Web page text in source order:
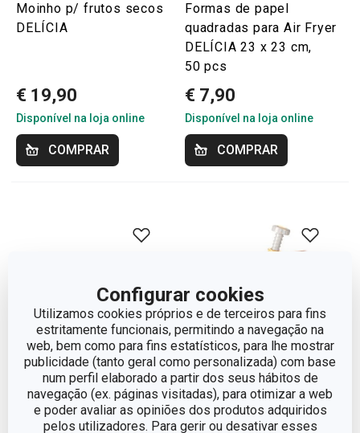
Configurar cookies
Utilizamos cookies próprios e de terceiros para fins
estritamente funcionais, permitindo a navegação na
web, bem como para fins estatísticos, para lhe mostrar
publicidade (tanto geral como personalizada) com base
num perfil elaborado a partir dos seus hábitos de
navegação (ex. páginas visitadas), para otimizar a web
e poder avaliar as opiniões dos produtos adquiridos
pelos utilizadores. Para gerir ou desativar esses
Moinho p/ frutos secos
DELÍCIA
€ 19,90
Disponível na loja online
COMPRAR
Formas de papel
quadradas para Air Fryer
DELÍCIA 23 x 23 cm,
50 pcs
€ 7,90
Disponível na loja online
COMPRAR
Novidade
Conjunto para bolachas
com cobertura de
Caneta decoradora para
doces DELÍCIA